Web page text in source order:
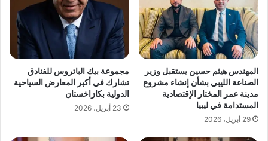
المهندس هيثم حسين يستقبل وزير
الصناعة الليبي بشأن إنشاء مشروع
مدينة عمر المختار الإقتصادية
المستدامة في ليبيا
29 أبريل، 2026
مجموعة بيك الباتروس للفنادق
تشارك في أكبر المعارض السياحية
الدولية بكازاخستان
23 أبريل، 2026